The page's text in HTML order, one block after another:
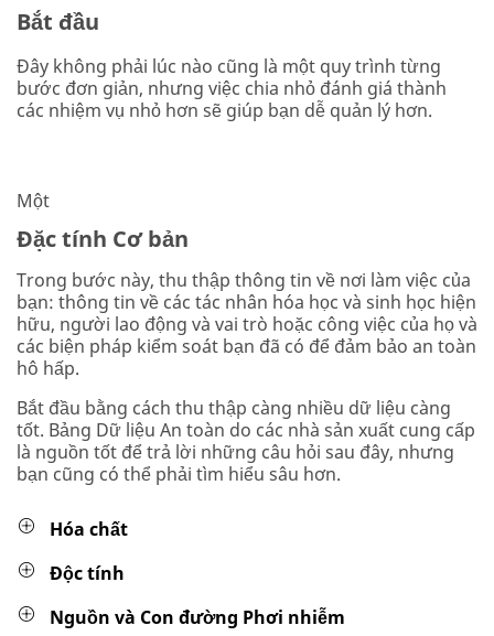
Bắt đầu
Đây không phải lúc nào cũng là một quy trình từng
bước đơn giản, nhưng việc chia nhỏ đánh giá thành
các nhiệm vụ nhỏ hơn sẽ giúp bạn dễ quản lý hơn.
Một
Đặc tính Cơ bản
Trong bước này, thu thập thông tin về nơi làm việc của
bạn: thông tin về các tác nhân hóa học và sinh học hiện
hữu, người lao động và vai trò hoặc công việc của họ và
các biện pháp kiểm soát bạn đã có để đảm bảo an toàn
hô hấp.
Bắt đầu bằng cách thu thập càng nhiều dữ liệu càng
tốt. Bảng Dữ liệu An toàn do các nhà sản xuất cung cấp
là nguồn tốt để trả lời những câu hỏi sau đây, nhưng
bạn cũng có thể phải tìm hiểu sâu hơn.
Hóa chất
Độc tính
Nguồn và Con đường Phơi nhiễm